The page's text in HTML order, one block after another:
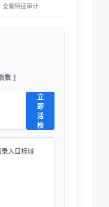
量特征审计
数 ]
立
即
活
检
入目标域